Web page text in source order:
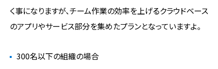
く事になりますが、チーム作業の効率を上げるクラウドベース
のアプリやサービス部分を集めたプランとなっていますよ。
300名以下の組織の場合